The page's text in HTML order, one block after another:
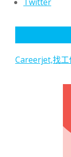
Careerjet,找